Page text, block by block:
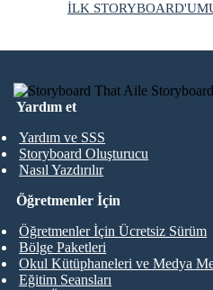
İLK
Yardım et
Yardım ve SSS
Storyboard Oluşturucu
Nasıl Yazdırılır
Öğretmenler İçin
Öğretmenler İçin Ücretsiz Sürüm
Bölge Paketleri
Okul Kütüphaneleri ve Medya
Eğitim Seansları